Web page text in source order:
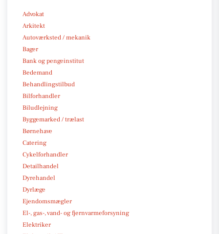
Advokat
Arkitekt
Autoværksted / mekanik
Bager
Bank og pengeinstitut
Bedemand
Behandlingstilbud
Bilforhandler
Biludlejning
Byggemarked / trælast
Børnehave
Catering
Cykelforhandler
Detailhandel
Dyrehandel
Dyrlæge
Ejendomsmægler
El-, gas-, vand- og fjernvarmeforsyning
Elektriker